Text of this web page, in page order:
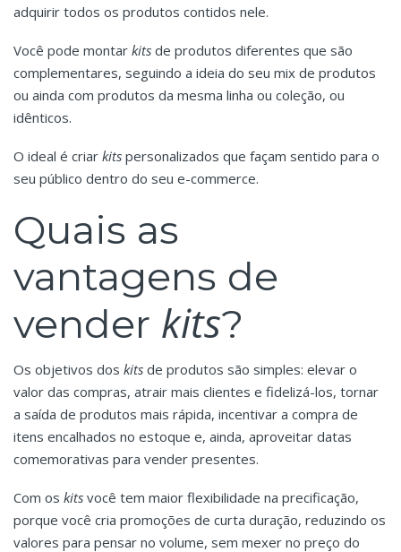
adquirir todos os produtos contidos nele.
Você pode montar kits de produtos diferentes que são
complementares, seguindo a ideia do seu mix de produtos
ou ainda com produtos da mesma linha ou coleção, ou
idênticos.
O ideal é criar kits personalizados que façam sentido para o
seu público dentro do seu e-commerce.
Quais as
vantagens de
vender kits?
Os objetivos dos kits de produtos são simples: elevar o
valor das compras, atrair mais clientes e fidelizá-los, tornar
a saída de produtos mais rápida, incentivar a compra de
itens encalhados no estoque e, ainda, aproveitar datas
comemorativas para vender presentes.
Com os kits você tem maior flexibilidade na precificação,
porque você cria promoções de curta duração, reduzindo os
valores para pensar no volume, sem mexer no preço do